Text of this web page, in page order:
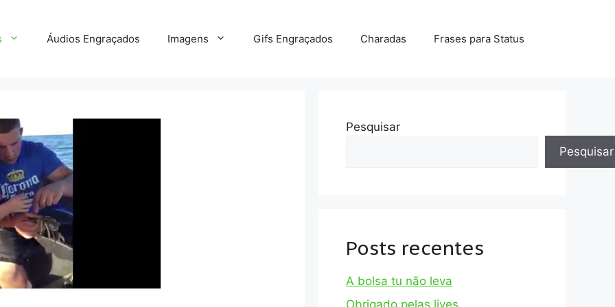
Áudios Engraçados Imagens Gifs Engraçados Charadas Frases para Status
Pesquisar
Pesquisar
Posts recentes
A bolsa tu não leva
Obrigado pelas lives